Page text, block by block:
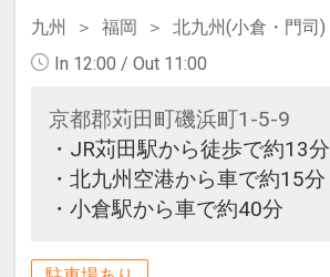
九州 福岡
北九州(小倉・門司)
In 12:00 / Out 11:00
京都郡苅田町磯浜町1-5-9
・JR苅田駅から徒歩で約13分
・北九州空港から車で約15分
・小倉駅から車で約40分